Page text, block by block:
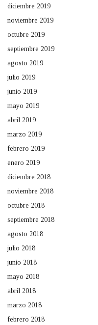
diciembre 2019
noviembre 2019
octubre 2019
septiembre 2019
agosto 2019
julio 2019
junio 2019
mayo 2019
abril 2019
marzo 2019
febrero 2019
enero 2019
diciembre 2018
noviembre 2018
octubre 2018
septiembre 2018
agosto 2018
julio 2018
junio 2018
mayo 2018
abril 2018
marzo 2018
febrero 2018